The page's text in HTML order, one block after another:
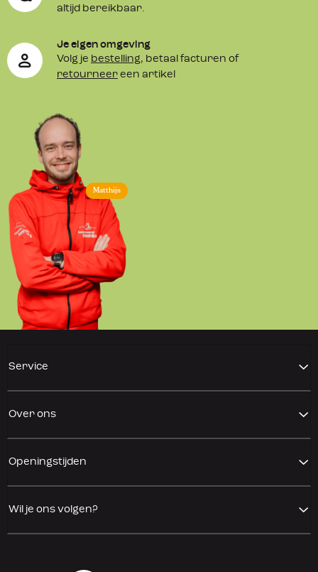
Matthijs
altijd bereikbaar.
Je eigen omgeving
Volg je bestelling, betaal facturen of
retourneer een artikel
Service
Over ons
Openingstijden
Wil je ons volgen?